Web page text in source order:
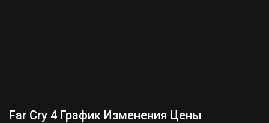
Far Cry 4 График Изменения Цены